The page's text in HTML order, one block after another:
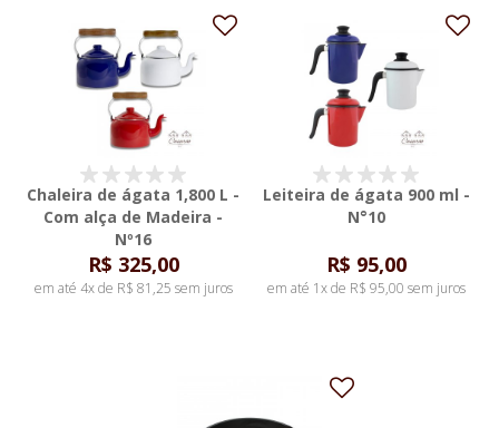
Chaleira de ágata 1,800 L -
Com alça de Madeira -
Nº16
R$ 325,00
em até 4x de R$ 81,25 sem juros
Leiteira de ágata 900 ml -
N°10
R$ 95,00
em até 1x de R$ 95,00 sem juros